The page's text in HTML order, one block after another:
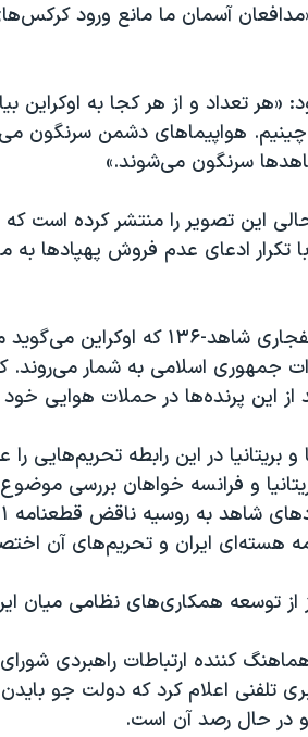
«هر تعداد و از هر کجا به اوکراین
هواپیماهای دشمن سرنگون
سرنگون می‌شوند.»
این تصویر را منتشر کرده است که
تکرار ادعای عدم فروش پهپادها به
پهپادهای انفجاری شاهد-۱۳۶
جمهوری اسلامی به شمار
و بریتانیا در این رابطه تحریم‌هایی
و فرانسه خواهان بررسی
هسته‌ای ایران و تحریم‌های آن
از توسعه همکاری‌های نظامی میان
کننده ارتباطات راهبردی
تلفنی اعلام کرد که دولت جو
در حال رصد آن است.